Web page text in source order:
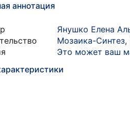
аннотация
Янушко Елена
Мозаика-Синтез,
Это может ваш